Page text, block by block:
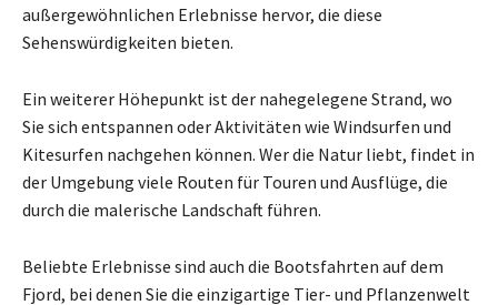
außergewöhnlichen Erlebnisse hervor, die diese
Sehenswürdigkeiten bieten.
Ein weiterer Höhepunkt ist der nahegelegene Strand, wo
Sie sich entspannen oder Aktivitäten wie Windsurfen und
Kitesurfen nachgehen können. Wer die Natur liebt, findet in
der Umgebung viele Routen für Touren und Ausflüge, die
durch die malerische Landschaft führen.
Beliebte Erlebnisse sind auch die Bootsfahrten auf dem
Fjord, bei denen Sie die einzigartige Tier- und Pflanzenwelt